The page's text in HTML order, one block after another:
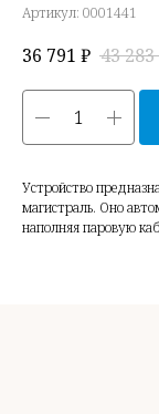
Артикул: 0001441
36 791 ₽ 43 283
Устройство
магистраль. Оно
наполняя паровую